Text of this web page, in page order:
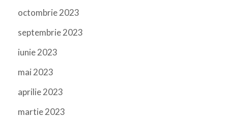
octombrie 2023
septembrie 2023
iunie 2023
mai 2023
aprilie 2023
martie 2023